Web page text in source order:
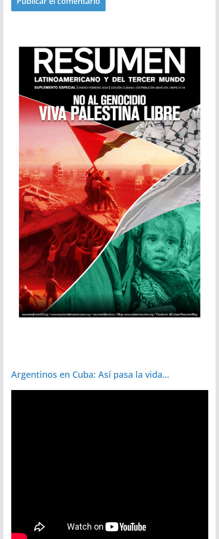
Argentinos en Cuba: Así pasa la vida…